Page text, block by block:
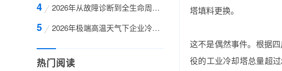
2026年从故障诊断到全生命周期运维，专业冷却塔
2026年极端高温天气下企业冷却系统如何突围？深
热门阅读
塔填料更换‌。
这不是偶然事件。根据
役的工业冷却塔总量超